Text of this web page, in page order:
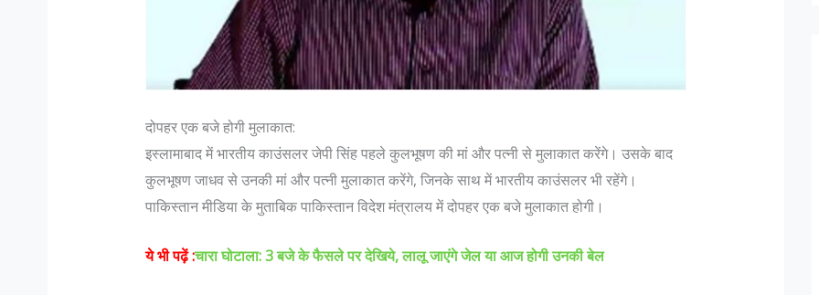
दोपहर एक बजे होगी मुलाकात:
इस्लामाबाद में भारतीय काउंसलर जेपी सिंह पहले कुलभूषण की मां और पत्नी से मुलाकात करेंगे। उसके बाद
कुलभूषण जाधव से उनकी मां और पत्नी मुलाकात करेंगे, जिनके साथ में भारतीय काउंसलर भी रहेंगे।
पाकिस्तान मीडिया के मुताबिक पाकिस्तान विदेश मंत्रालय में दोपहर एक बजे मुलाकात होगी।
ये भी पढ़ें :चारा घोटाला: 3 बजे के फैसले पर देखिये, लालू जाएंगे जेल या आज होगी उनकी बेल